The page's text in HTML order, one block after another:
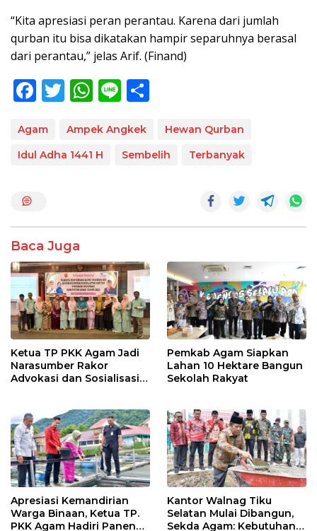
“Kita apresiasi peran perantau. Karena dari jumlah
qurban itu bisa dikatakan hampir separuhnya berasal
dari perantau,” jelas Arif. (Finand)
F
ac
e
b
k
T
w
itt
er
W
h
at
s
p
Li
n
e ar
e
Agam Ampek Angkek
Hewan Qurban
Idul Adha 1441 H
Sembelih Terbanyak
Baca Juga
Ketua TP PKK Agam Jadi
Narasumber Rakor
Advokasi dan Sosialisasi
Pemkab Agam Siapkan
Lahan 10 Hektare Bangun
Sekolah Rakyat
Apresiasi Kemandirian
Warga Binaan, Ketua TP.
PKK Agam Hadiri Panen
Kantor Walnag Tiku
Selatan Mulai Dibangun,
Sekda Agam: Kebutuhan